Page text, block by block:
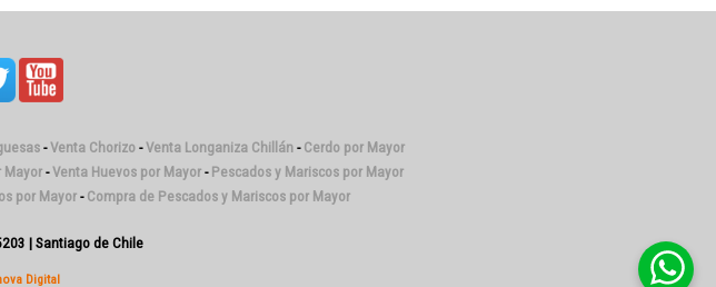
-Venta Chorizo -Venta Longaniza Chillán - Cerdo por Mayor
Mayor-Venta Huevos por Mayor - Pescados y Mariscos por Mayor
por Mayor- Compra de Pescados y Mariscos por Mayor
| Santiago de Chile
Digital